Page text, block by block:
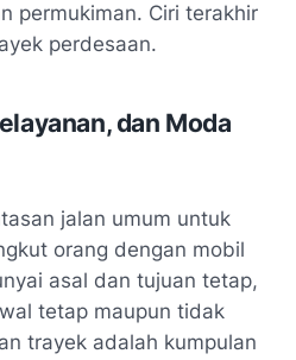
permukiman. Ciri terakhir
perdesaan.
dan Moda
jalan umum untuk
orang dengan mobil
asal dan tujuan tetap,
tetap maupun tidak
trayek adalah kumpulan